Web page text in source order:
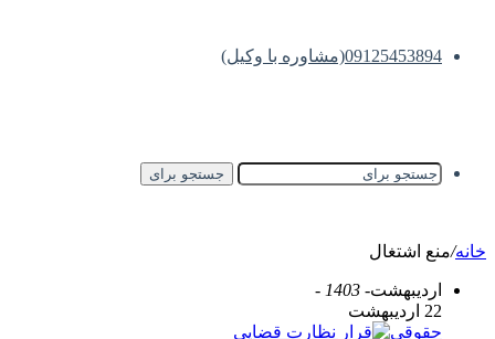
09125453894(مشاوره با وکیل)
جستجو برای
خانه/منع اشتغال
اردیبهشت- 1403 -
22 اردیبهشت
حقوقی